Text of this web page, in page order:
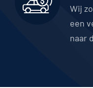
Wij
een
naar